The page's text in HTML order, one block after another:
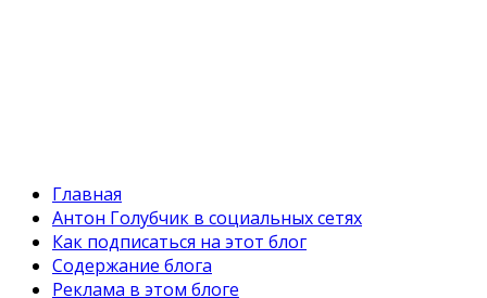
Главная
Антон Голубчик в социальных сетях
Как подписаться на этот блог
Содержание блога
Реклама в этом блоге